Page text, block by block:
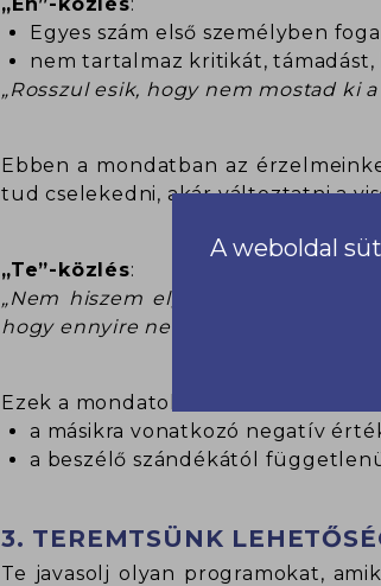
Egyes szám első személyben
nem tartalmaz kritikát,
„Rosszul esik, hogy nem mostad ki
Ebben a mondatban az
tud cselekedni, akár változtatni a
„Te”-közlés:
„Nem hiszem el, hogy már
hogy ennyire nem érdekellek!”
Ezek a mondatok
a másikra vonatkozó negatív
a beszélő szándékától
3. TEREMTSÜNK
Te javasolj olyan programokat,
A weboldal